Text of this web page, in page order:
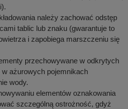
należy zachować odstęp
tablic lub znaku (gwarantuje to
i zapobiega marszczeniu się
przechowywane w odkrytych
w ażurowych pojemnikach
wody.
elementów oznakowania
szczególną ostrożność, gdyż